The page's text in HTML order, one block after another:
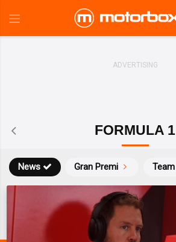
FORMULA 1
News Gran Premi Team